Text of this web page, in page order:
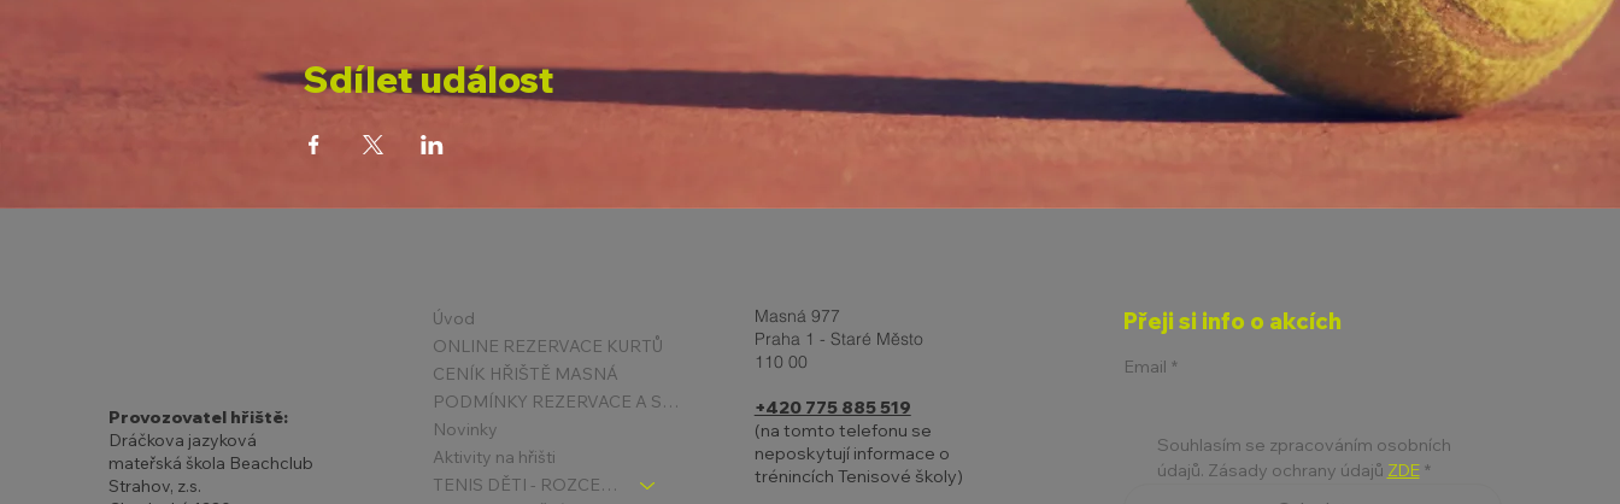
Sdílet událost
Provozovatel hřiště:
Dráčkova jazyková
mateřská škola Beachclub
Strahov, z.s.
Úvod
ONLINE REZERVACE KURTŮ
CENÍK HŘIŠTĚ MASNÁ
PODMÍNKY REZERVACE A STORNA
Novinky
Aktivity na hřišti
TENIS DĚTI - ROZCESTNÍK
Masná 977
Praha 1 - Staré Město
110 00
+420 775 885 519
(na tomto telefonu se
neposkytují informace o
trénincích Tenisové školy)
Přeji si info o akcích
Email *
Souhlasím se zpracováním osobních
údajů. Zásady ochrany údajů ZDE *